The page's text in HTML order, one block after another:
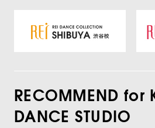
RECOMMEND for
DANCE STUDIO